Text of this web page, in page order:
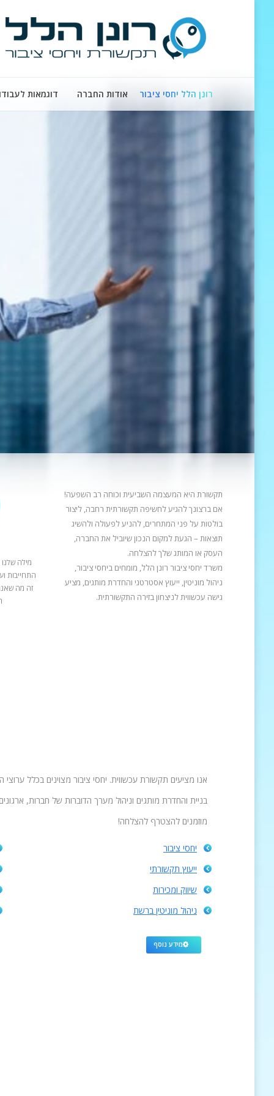
רונן הלל יחסי ציבור אודות החברה דוגמאות
מילה
התחייבות
זה מה
תקשורת היא המעצמה השביעית וכוחה רב השפעה!
אם ברצונך להגיע לחשיפה תקשורתית רחבה, ליצור
בולטות על פני המתחרים, להניעלפעולה ולהשיג
תוצאות – הגעת למקום הנכון שיוביל את החברה,
העסק או המותג שלך להצלחה.
משרד יחסי ציבור רונן הלל, מומחים ביחסי ציבור,
ניהול מוניטין, ייעוץ אסטרטגי והחדרת מותגים, מציע
גישה עכשווית לניצחון בזירה התקשורתית.
אנו מציעים תקשורת עכשווית. יחסי ציבור מצוינים בכלל
בניית והחדרת מותגים וניהול מערך הדוברות של חברות,
מוזמנים להצטרף להצלחה!
יחסי ציבור
ייעוץ תקשורתי
שיווק ומכירות
ניהול מוניטין ברשת
מידע נוסף